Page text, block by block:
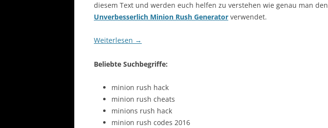
diesem Text und werden euch helfen zu verstehen wie genau man den
Unverbesserlich Minion Rush Generator verwendet.
Weiterlesen →
Beliebte Suchbegriffe:
minion rush hack
minion rush cheats
minions rush hack
minion rush codes 2016